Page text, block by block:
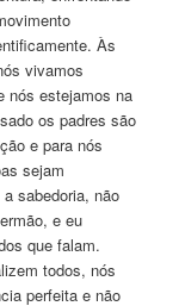
Às
vivamos
nós estejamos na
os padres são
e para nós
sejam
sabedoria, não
e eu
que falam.
todos, nós
perfeita e não